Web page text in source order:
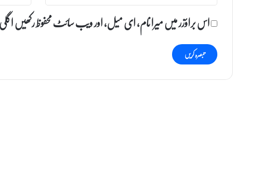
اس براؤزر میں میرا نام، ای میل، اور ویب سائٹ محفوظ رکھیں